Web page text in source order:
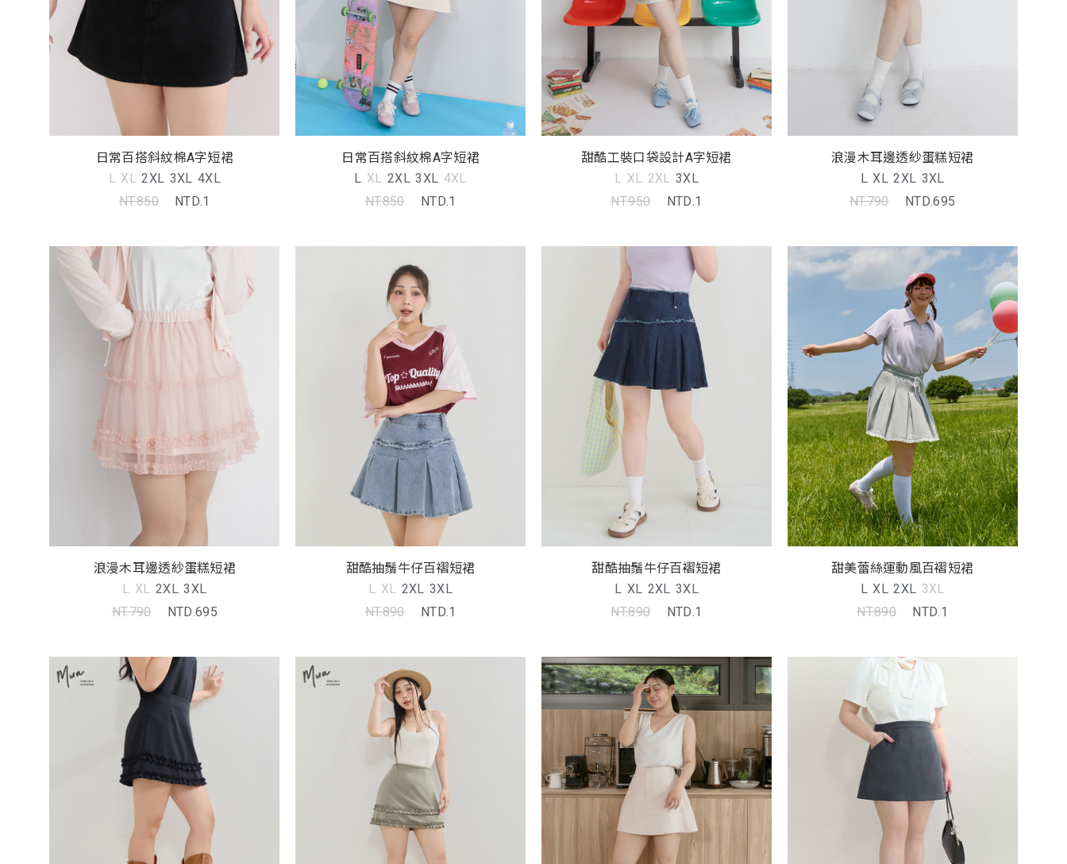
日常百搭斜紋棉A字短裙
L XL 2XL 3XL 4XL
NT.850
NTD.1
日常百搭斜紋棉A字短裙
L XL 2XL 3XL 4XL
NT.850
NTD.1
甜酷工裝口袋設計A字短裙
L XL 2XL 3XL
NT.950
NTD.1
浪漫木耳邊透紗蛋糕短裙
L XL 2XL 3XL
NT.790
NTD.695
浪漫木耳邊透紗蛋糕短裙
L XL 2XL 3XL
NT.790
NTD.695
甜酷抽鬚牛仔百褶短裙
L XL 2XL 3XL
NT.890
NTD.1
甜酷抽鬚牛仔百褶短裙
L XL 2XL 3XL
NT.890
NTD.1
甜美蕾絲運動風百褶短裙
L XL 2XL 3XL
NT.890
NTD.1